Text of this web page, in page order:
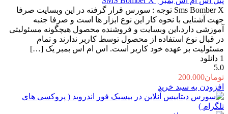
Sms Bomber X توجه : سورس قرار گرفته در این وبسایت صرفا
جهت آشنایی با نحوه کار این نوع ابزار ها است و صرفا جنبه
آموزشی دارد،این وبسایت و فروشنده محصول هیچگونه مسئولیتی
در قبال نوع استفاده از محصول توسط کاربر ندارند و تمام
مسئولیت بر عهده خود کاربر است. اس ام اس بمبر یک […]
1 دانلود
5.0
تومان200.000
افزودن به سبد خرید